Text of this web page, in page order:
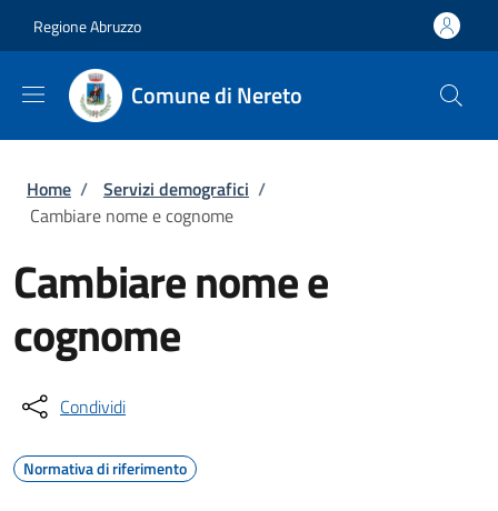
Regione Abruzzo
Comune di Nereto
Briciole di pane
Home / Servizi demografici /
Cambiare nome e cognome
Cambiare nome e
cognome
Condividi
Normativa di riferimento